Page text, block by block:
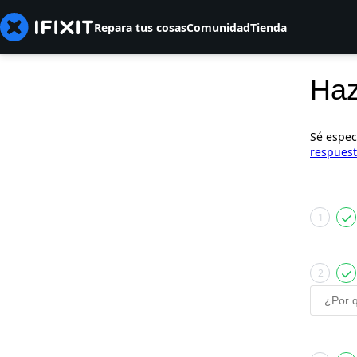
Repara tus cosasComunidadTienda
Sé
1
2